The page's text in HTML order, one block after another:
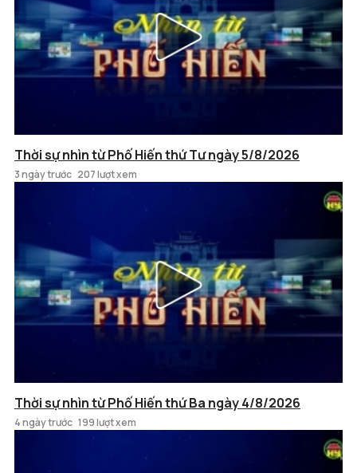
Thời sự nhìn từ Phố Hiến thứ Tư ngày 5/8/2026
3 ngày trước 207 lượt xem
Thời sự nhìn từ Phố Hiến thứ Ba ngày 4/8/2026
4 ngày trước 199 lượt xem